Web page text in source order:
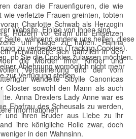
daran die Frauenfiguren, die wie
wie verletzte Frauen greinten, tobten
Charlotte Schwab als Herzogin
Hölzern vor Gram und Entsetzen
um Klage zu halten. Hanna
verwandelte sich gänzlich in den
die Mörder ihrer Kinder und
Versteinerung und der vom
wandelte Sibylle Canonicas
Gloster sowohl den Mann als auch
Anna Drexlers Lady Anne war es
Ehefrau des Scheusals zu werden,
und ihren Bruder aus Liebe zu ihr
ihre königliche Rolle zwar, doch
in den Wahnsinn.
Website. Einige von ihnen sind
Seite, während andere uns helfen, diese
zu verbessern (Tracking Cookies).
ob Sie die Cookies zulassen möchten.
Ablehnung womöglich nicht mehr
zur Verfügung stehen.
Informationen